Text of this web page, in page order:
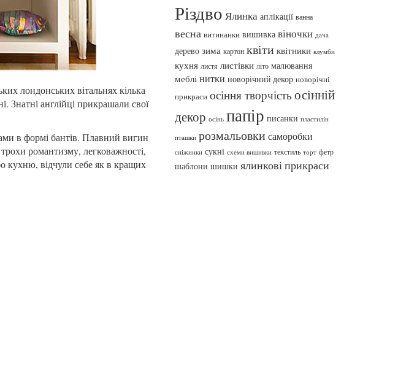
лондонських вітальнях кілька
Знатні англійці прикрашали свої
в формі бантів. Плавний вигин
романтизму, легковажності,
кухню, відчули себе як в кращих
Різдво Ялинка аплікації ванна
весна витинанки вишивка віночки дача
дерево зима картон квіти квітники клумби
кухня листя листівки літо малювання
меблі нитки новорічний декор новорічні
прикраси осіння творчість осінній
декор осінь папір писанки пластилін
пташки розмальовки саморобки
сніжинки сукні схеми вишивки текстиль торт фетр
шаблони шишки ялинкові прикраси